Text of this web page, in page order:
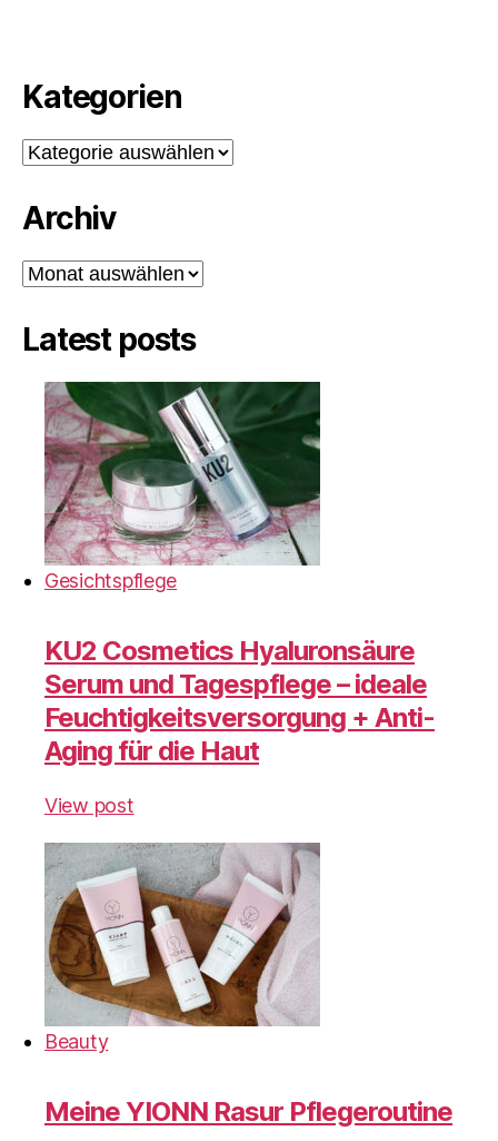
Kategorien
Kategorien
Archiv
Archiv
Latest posts
Gesichtspflege
KU2 Cosmetics Hyaluronsäure
Serum und Tagespflege – ideale
Feuchtigkeitsversorgung + Anti-
Aging für die Haut
View post
Beauty
Meine YIONN Rasur Pflegeroutine